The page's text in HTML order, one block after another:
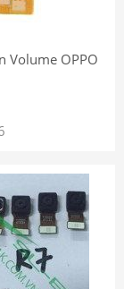
Volume OPPO